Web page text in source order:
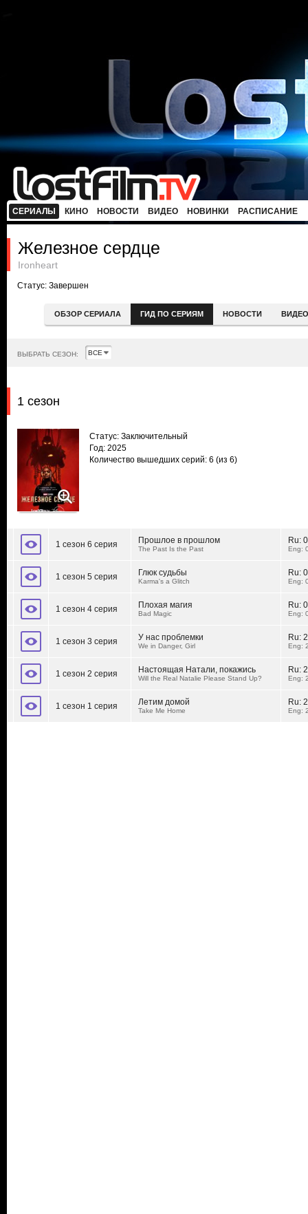
СЕРИАЛЫ КИНО НОВОСТИ ВИДЕО НОВИНКИ РАСПИСАНИЕ
Железное сердце
Ironheart
Статус: Завершен
ОБЗОР СЕРИАЛА ГИД ПО СЕРИЯМ НОВОСТИ ВИДЕО
ВЫБРАТЬ СЕЗОН:
1 сезон
Статус: Заключительный
Год: 2025
Количество вышедших серий: 6 (из 6)
1 сезон 6 серия Прошлое в прошлом
The Past Is the Past
Ru:
Eng:
1 сезон 5 серия Глюк судьбы
Karma's a Glitch
Ru:
Eng:
1 сезон 4 серия Плохая магия
Bad Magic
Ru:
Eng:
1 сезон 3 серия У нас проблемки
We in Danger, Girl
Ru:
Eng:
1 сезон 2 серия Настоящая Натали, покажись
Will the Real Natalie Please Stand Up?
Ru:
Eng:
1 сезон 1 серия Летим домой
Take Me Home
Ru:
Eng: